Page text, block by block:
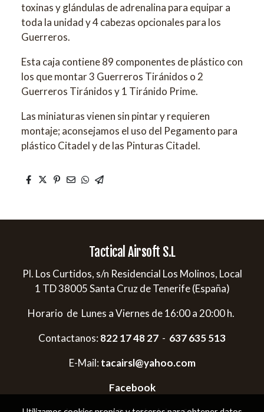
toxinas y glándulas de adrenalina para equipar a
toda la unidad y 4 cabezas opcionales para los
Guerreros.
Esta caja contiene 89 componentes de plástico con
los que montar 3 Guerreros Tiránidos o 2
Guerreros Tiránidos y 1 Tiránido Prime.
Las miniaturas vienen sin pintar y requieren
montaje; aconsejamos el uso del Pegamento para
plástico Citadel y de las Pinturas Citadel.
Tactical Airsoft S.L
Pl. Los Curtidos, s/n Residencial Los Molinos, Local
1 TD 38005 Santa Cruz de Tenerife (España)
Horario de Lunes a Viernes de 16:00 a 20:00 h.
Contactanos: 822 17 48 27 - 637 635 513
E-Mail: tacairsl@yahoo.com
Facebook